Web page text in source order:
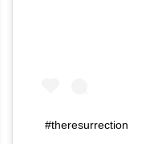
#theresurrection